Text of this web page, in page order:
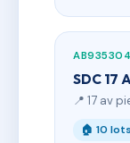
SDC 17
📍 17 av
🏠 10 lots